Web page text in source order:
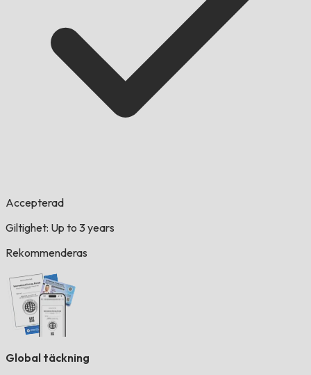
Accepterad
Giltighet: Up to 3 years
Rekommenderas
Global täckning